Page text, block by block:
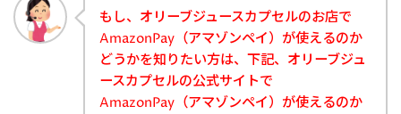
もし、オリーブジュースカプセルのお店で
AmazonPay（アマゾンペイ）が使えるのか
どうかを知りたい方は、下記、オリーブジュ
ースカプセルの公式サイトで
AmazonPay（アマゾンペイ）が使えるのか